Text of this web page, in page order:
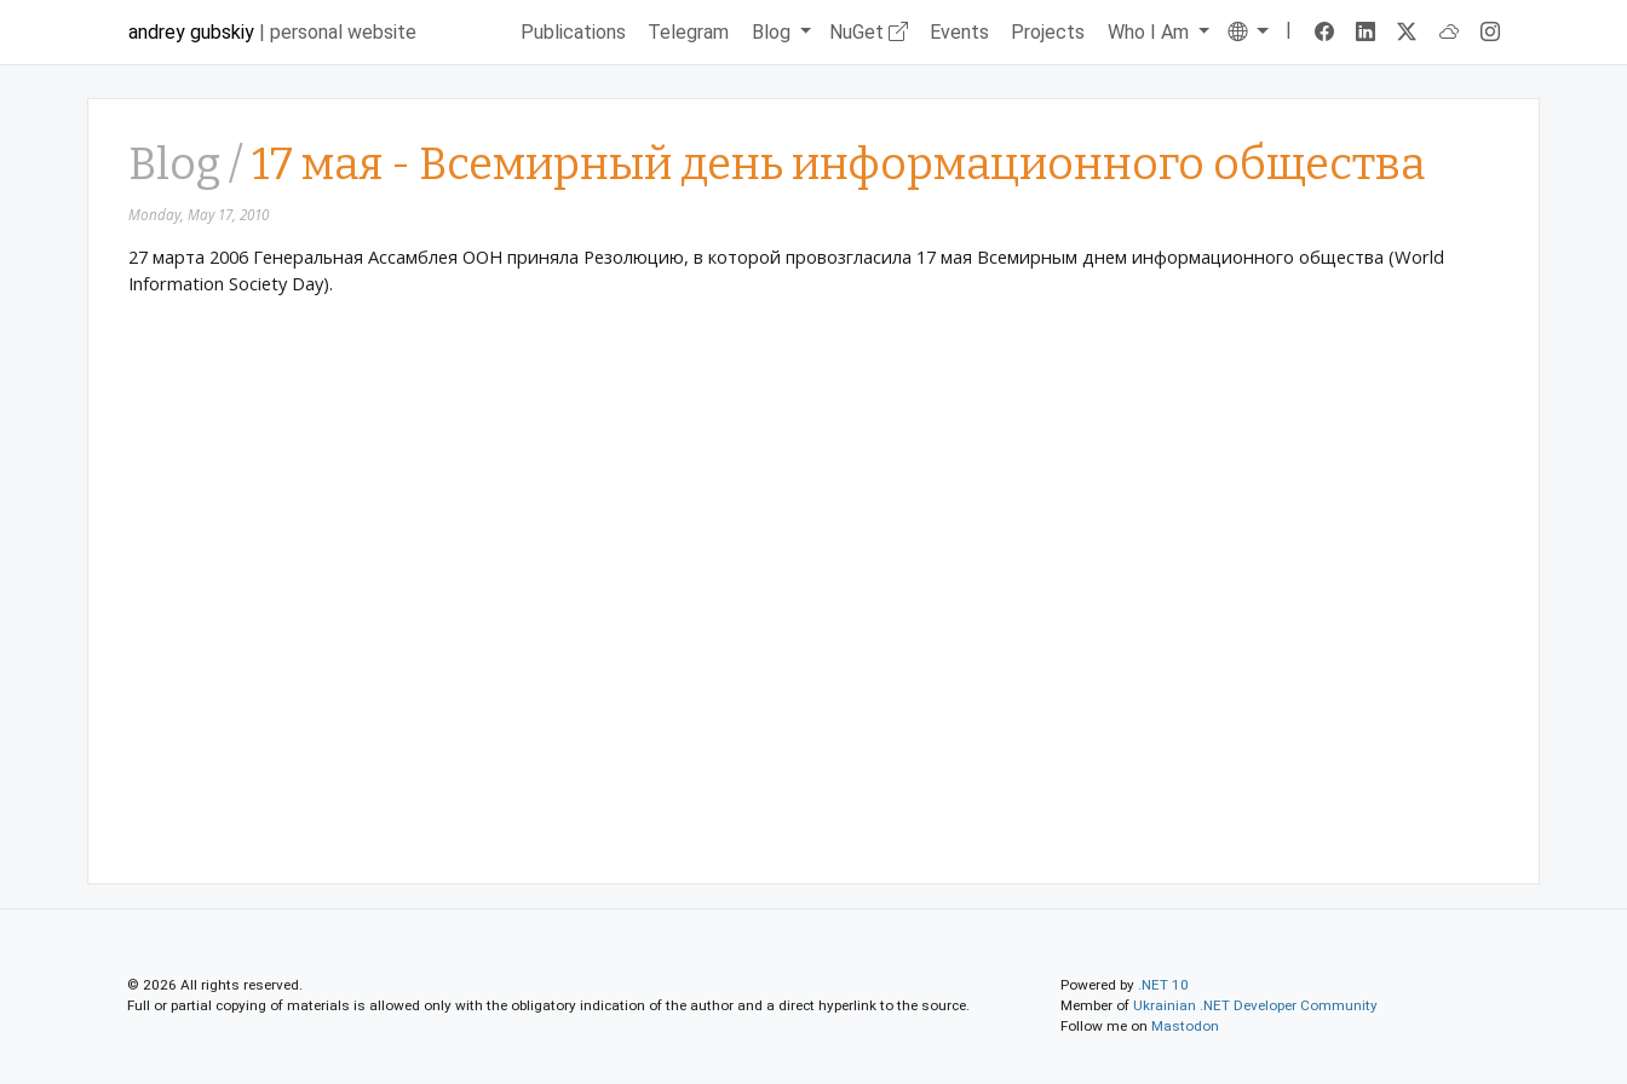
andrey gubskiy | personal website Publications Telegram Blog NuGet Events Projects Who I Am Language
|
Blog /17 мая - Всемирный день информационного общества
Monday, May 17, 2010
27 марта 2006 Генеральная Ассамблея ООН приняла Резолюцию, в которой провозгласила 17 мая Всемирным днем информационного общества (World
Information Society Day).
© 2026 All rights reserved.
Full or partial copying of materials is allowed only with the obligatory indication of the author and a direct hyperlink to the source.
Powered by .NET 10
Member of Ukrainian .NET Developer Community
Follow me on Mastodon